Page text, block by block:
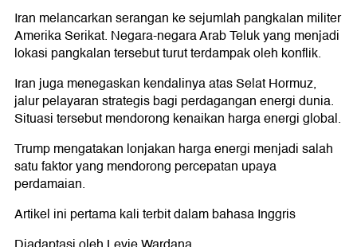
Iran melancarkan serangan ke sejumlah pangkalan militer
Amerika Serikat. Negara-negara Arab Teluk yang menjadi
lokasi pangkalan tersebut turut terdampak oleh konflik.
Iran juga menegaskan kendalinya atas Selat Hormuz,
jalur pelayaran strategis bagi perdagangan energi dunia.
Situasi tersebut mendorong kenaikan harga energi global.
Trump mengatakan lonjakan harga energi menjadi salah
satu faktor yang mendorong percepatan upaya
perdamaian.
Artikel ini pertama kali terbit dalam bahasa Inggris